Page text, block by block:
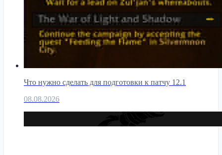
Что нужно сделать для подготовки к патчу 12.1
08.08.2026